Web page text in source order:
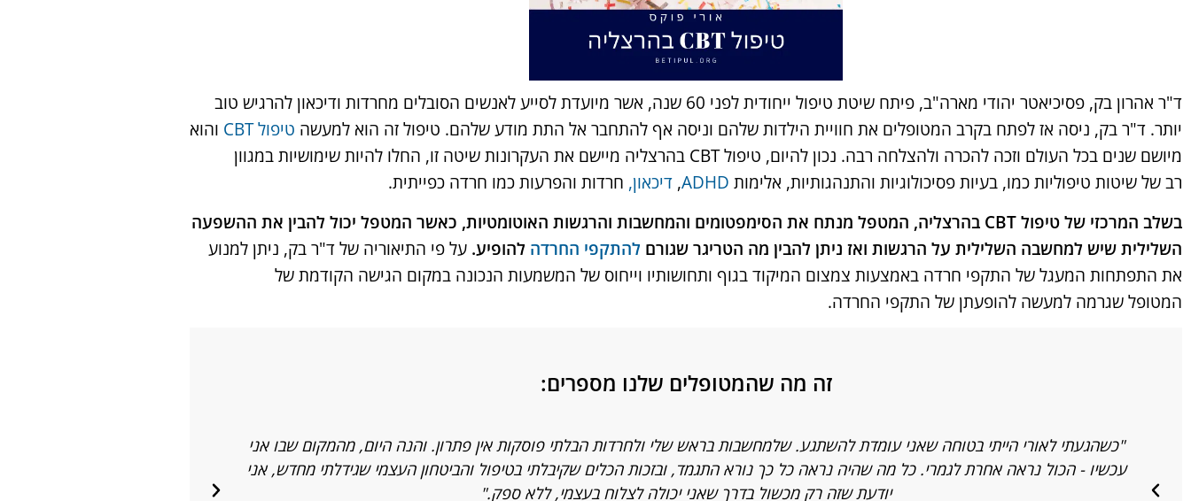
ד"ר אהרון בק, פסיכיאטר יהודי מארה"ב, פיתח שיטת טיפול ייחודית לפני 60 שנה, אשר מיועדת לסייע לאנשים הסובלים מחרדות ודיכאון להרגיש טוב
יותר. ד"ר בק, ניסה אז לפתח בקרב המטופלים את חוויית הילדות שלהם וניסה אף להתחבר אל התת מודע שלהם. טיפול זה הוא למעשה טיפול CBT
והוא
מיושם שנים בכל העולם וזכה להכרה ולהצלחה רבה. נכון להיום, טיפול CBT בהרצליה מיישם את העקרונות שיטה זו, החלו להיות שימושיות במגוון
רב של שיטות טיפוליות כמו, בעיות פסיכולוגיות והתנהגותיות, אלימות ADHD
, דיכאון, חרדות והפרעות כמו חרדה כפייתית.
בשלב המרכזי של טיפול CBT בהרצליה, המטפל מנתח את הסימפטומים והמחשבות והרגשות האוטומטיות, כאשר המטפל יכול להבין את ההשפעה
השלילית שיש למחשבה השלילית על הרגשות ואז ניתן להבין מה הטריגר שגורם להתקפי החרדה להופיע. על פי התיאוריה של ד"ר בק, ניתן למנוע
את התפתחות המעגל של התקפי חרדה באמצעות צמצום המיקוד בגוף ותחושותיו וייחוס של המשמעות הנכונה במקום הגישה הקודמת של
המטופל שגרמה למעשה להופעתן של התקפי החרדה.
זה מה שהמטופלים שלנו מספרים:
"כשהגעתי לאורי הייתי בטוחה שאני עומדת להשתגע. שלמחשבות בראש שלי ולחרדות הבלתי פוסקות אין פתרון. והנה היום, מהמקום שבו אני
עכשיו - הכול נראה אחרת לגמרי. כל מה שהיה נראה כל כך נורא התגמד, ובזכות הכלים שקיבלתי בטיפול והביטחון העצמי שגידלתי מחדש, אני
יודעת שזה רק מכשול בדרך שאני יכולה לצלוח בעצמי, ללא ספק."